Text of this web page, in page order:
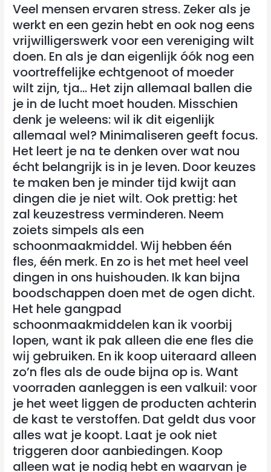
Veel mensen ervaren stress. Zeker als je
werkt en een gezin hebt en ook nog eens
vrijwilligerswerk voor een vereniging wilt
doen. En als je dan eigenlijk óók nog een
voortreffelijke echtgenoot of moeder
wilt zijn, tja… Het zijn allemaal ballen die
je in de lucht moet houden. Misschien
denk je weleens: wil ik dit eigenlijk
allemaal wel? Minimaliseren geeft focus.
Het leert je na te denken over wat nou
écht belangrijk is in je leven. Door keuzes
te maken ben je minder tijd kwijt aan
dingen die je niet wilt. Ook prettig: het
zal keuzestress verminderen. Neem
zoiets simpels als een
schoonmaakmiddel. Wij hebben één
fles, één merk. En zo is het met heel veel
dingen in ons huishouden. Ik kan bijna
boodschappen doen met de ogen dicht.
Het hele gangpad
schoonmaakmiddelen kan ik voorbij
lopen, want ik pak alleen die ene fles die
wij gebruiken. En ik koop uiteraard alleen
zo’n fles als de oude bijna op is. Want
voorraden aanleggen is een valkuil: voor
je het weet liggen de producten achterin
de kast te verstoffen. Dat geldt dus voor
alles wat je koopt. Laat je ook niet
triggeren door aanbiedingen. Koop
alleen wat je nodig hebt en waarvan je